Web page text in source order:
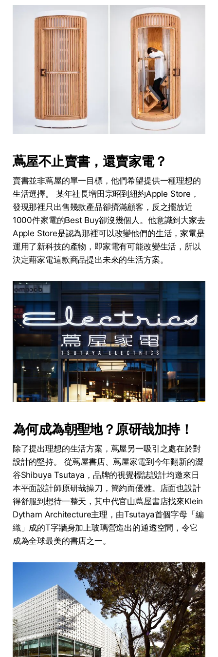
蔦屋不止賣書，還賣家電？
賣書並非蔦屋的單一目標，他們希望提供一種理想的
生活選擇。 某年社長増田宗昭到紐約Apple Store，
發現那裡只出售幾款產品卻擠滿顧客，反之擺放近
1000件家電的Best Buy卻沒幾個人。他意識到大家去
Apple Store是認為那裡可以改變他們的生活，家電是
運用了新科技的產物，即家電有可能改變生活，所以
決定藉家電這款商品提出未來的生活方案。
為何成為朝聖地？原研哉加持！
除了提出理想的生活方案，蔦屋另一吸引之處在於對
設計的堅持。 從蔦屋書店、蔦屋家電到今年翻新的澀
谷Shibuya Tsutaya，品牌的視覺標誌設計均邀來日
本平面設計師原研哉操刀，簡約而優雅。店面也設計
得舒服到想待一整天，其中代官山蔦屋書店找來Klein
Dytham Architecture主理，由Tsutaya首個字母「編
織」成的T字牆身加上玻璃營造出的通透空間，令它
成為全球最美的書店之一。